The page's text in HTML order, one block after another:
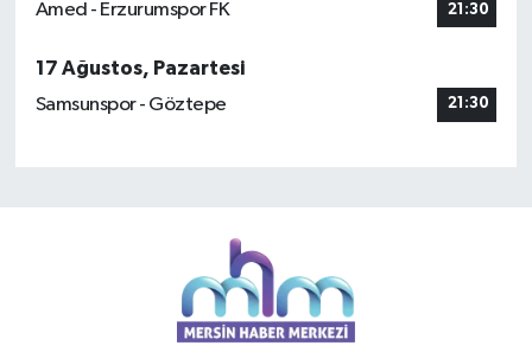
Amed - Erzurumspor FK 21:30
17 Ağustos, Pazartesi
Samsunspor - Göztepe
21:30